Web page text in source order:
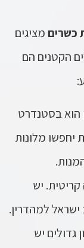
כשריםמציגים
הקטנים הם
הוא בסטנדרט
יחפשו מלונות
קריטית. יש
למהדרין.
גדולים יש